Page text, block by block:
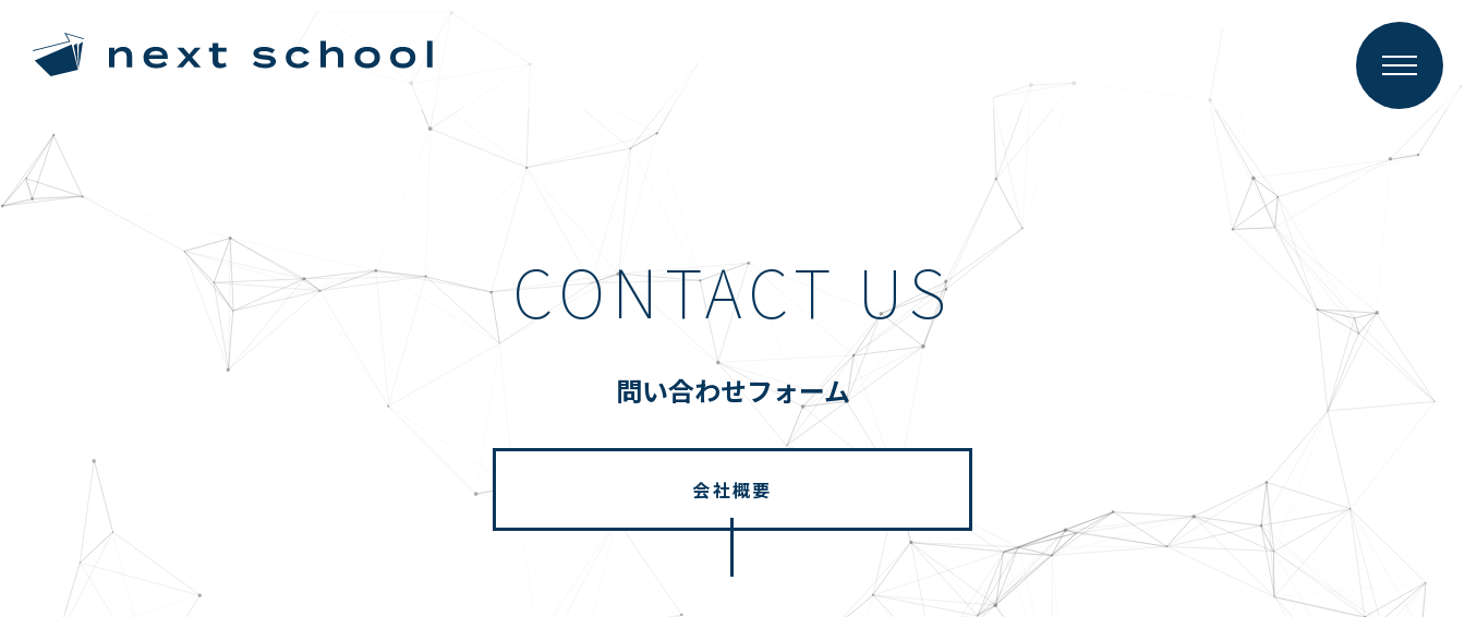
CONTACT US
問い合わせフォーム
会社概要